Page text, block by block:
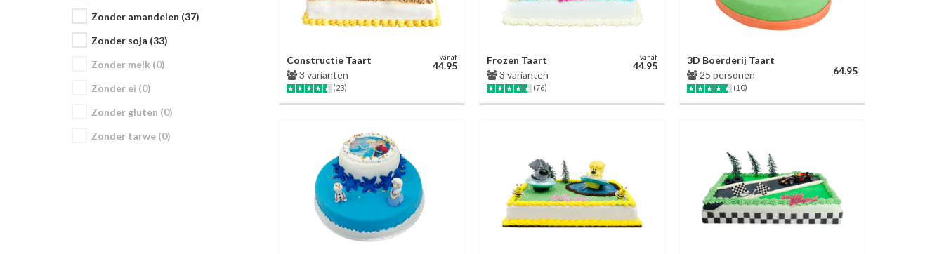
Zonder amandelen (37)
Zonder soja (33)
Zonder melk (0)
Zonder ei (0)
Zonder gluten (0)
Zonder tarwe (0)
Constructie Taart
3 varianten
(23)
vanaf
44.95
Frozen Taart
3 varianten
(76)
vanaf
44.95
3D Boerderij Taart
25 personen
(10)
64.95